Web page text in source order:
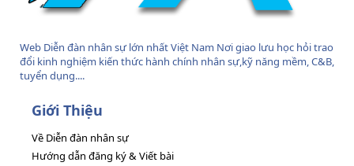
Web Diễn đàn nhân sự lớn nhất Việt Nam Nơi giao lưu học hỏi trao
đổi kinh nghiệm kiến thức hành chính nhân sự,kỹ năng mềm, C&B,
tuyển dụng....
Giới Thiệu
Về Diễn đàn nhân sự
Hướng dẫn đăng ký & Viết bài